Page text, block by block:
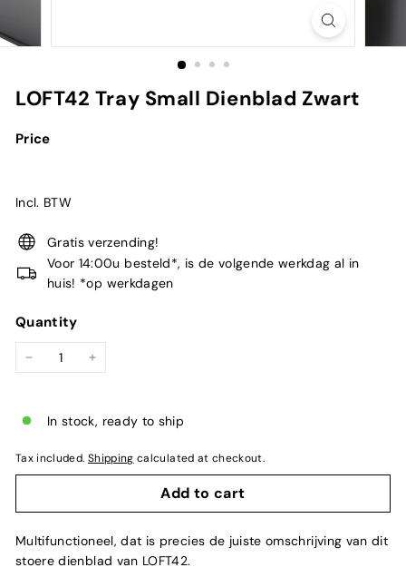
LOFT42 Tray Small Dienblad Zwart
Price
Incl. BTW
Gratis verzending!
Voor 14:00u besteld*, is de volgende werkdag al in
huis! *op werkdagen
Quantity
In stock, ready to ship
Tax included. Shipping calculated at checkout.
Add to cart
Multifunctioneel, dat is precies de juiste omschrijving van dit
stoere dienblad van LOFT42.